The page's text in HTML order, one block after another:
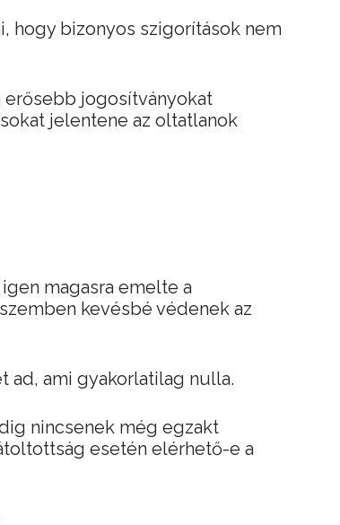
hogy bizonyos szigorítások nem
erősebb jogosítványokat
jelentene az oltatlanok
magasra emelte a
kevésbé védenek az
ad, ami gyakorlatilag nulla.
nincsenek még egzakt
esetén elérhető-e a